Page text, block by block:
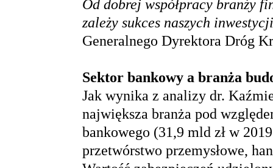
Od dobrej współpracy branży
zależy sukces naszych
Generalnego Dyrektora Dróg
Sektor bankowy a branża
Jak wynika z analizy dr.
największa branża pod
bankowego (31,9 mld zł w
przetwórstwo przemysłowe,